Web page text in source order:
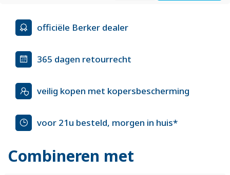
officiële Berker dealer
365 dagen retourrecht
veilig kopen met kopersbescherming
voor 21u besteld, morgen in huis*
Combineren met